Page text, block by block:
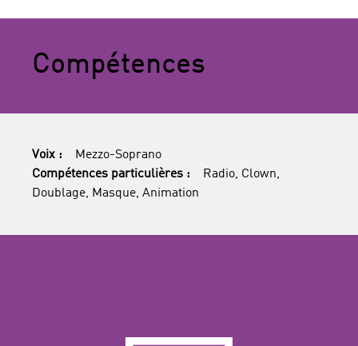
Compétences
Voix :
Mezzo-Soprano
Compétences particulières :
Radio, Clown,
Doublage, Masque, Animation